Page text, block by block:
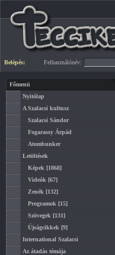
Belépés: Felhasználónév:
Főmenü
Nyitólap
A Szalacsi kultusz
Szalacsi Sándor
Fogarassy Árpád
Atombunker
Letöltések
Képek [1868]
Videók [67]
Zenék [132]
Programok [15]
Szövegek [131]
Újságcikkek [9]
International Szalacsi
Az átadás témája